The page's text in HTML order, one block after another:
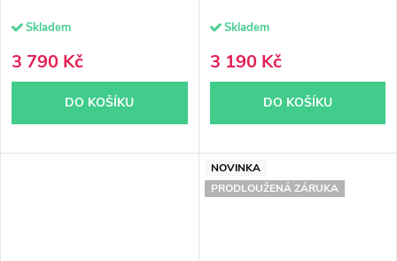
Skladem
3 790 Kč
DO KOŠÍKU
Skladem
3 190 Kč
DO KOŠÍKU
NOVINKA
PRODLOUŽENÁ ZÁRUKA